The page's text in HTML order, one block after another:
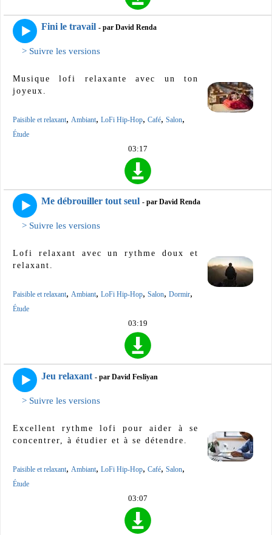
Fini le travail - par David Renda
> Suivre les versions
Musique lofi relaxante avec un ton
joyeux.
Paisible et relaxant, Ambiant, LoFi Hip-Hop, Café, Salon,
Étude
03:17
Me débrouiller tout seul - par David Renda
> Suivre les versions
Lofi relaxant avec un rythme doux et
relaxant.
Paisible et relaxant, Ambiant, LoFi Hip-Hop, Salon, Dormir,
Étude
03:19
Jeu relaxant - par David Fesliyan
> Suivre les versions
Excellent rythme lofi pour aider à se
concentrer, à étudier et à se détendre.
Paisible et relaxant, Ambiant, LoFi Hip-Hop, Café, Salon,
Étude
03:07